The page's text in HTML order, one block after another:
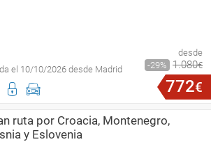
el 10/10/2026 desde Madrid
desde
29
1.080€
772€
ruta por Croacia, Montenegro,
y Eslovenia